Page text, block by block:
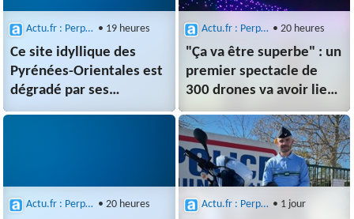
Actu.fr : Perpignan • 19 heures
Ce site idyllique des
Pyrénées-Orientales est
dégradé par ses
visiteurs, les
Actu.fr : Perpignan • 20 heures
"Ça va être superbe" : un
premier spectacle de
300 drones va avoir lieu
sur cette
plage d’Argelès-sur-Mer
Actu.fr : Perpignan • 20 heures Actu.fr : Perpignan • 1 jour